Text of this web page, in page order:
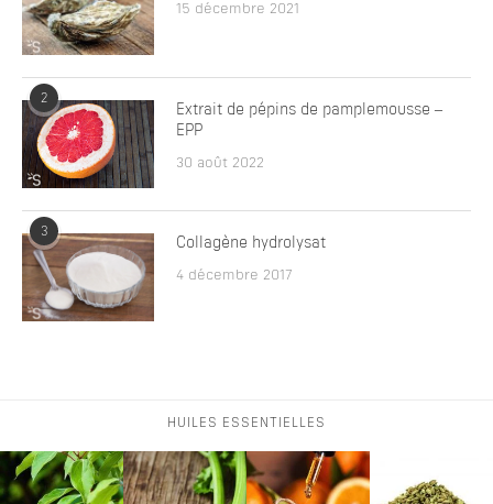
15 décembre 2021
2
Extrait de pépins de pamplemousse –
EPP
30 août 2022
3
Collagène hydrolysat
4 décembre 2017
HUILES ESSENTIELLES